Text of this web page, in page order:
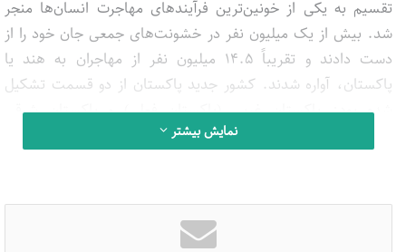
تقسیم به یکی از خونین‌ترین فرآیندهای مهاجرت انسان‌ها منجر
شد. بیش از یک میلیون نفر در خشونت‌های جمعی جان خود را از
دست دادند و تقریباً ۱۴.۵ میلیون نفر از مهاجران به هند یا
پاکستان، آواره شدند. کشور جدید پاکستان از دو قسمت تشکیل
شده بود: پاکستان غربی (پاکستان فعلی) و پاکستان شرقی
(بنگلادش کنونی). پاکستان شرقی و غربی فاصله‌ای معادل سرزمین
پاکستان شرقی به کشور مستقل بنگلادش تبدیل شد.
نمایش بیشتر